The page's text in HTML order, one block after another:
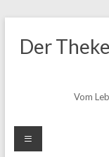
Inhalt
springen
Der
Vom